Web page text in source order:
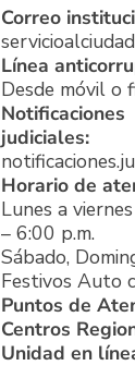
Correo
Línea
Desde móvil o
Notificaciones
judiciales:
Horario de
Lunes a
– 6:00 p.m.
Sábado,
Festivos Auto
Puntos de
Centros
Unidad en